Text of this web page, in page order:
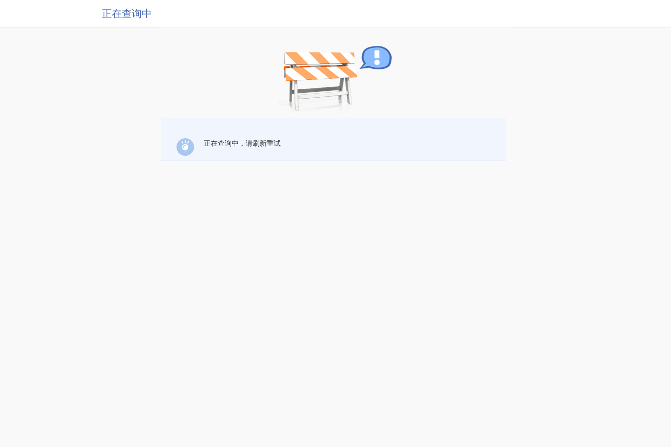
正在查询中
正在查询中，请刷新重试